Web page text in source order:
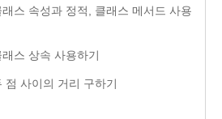
스 속성과 정적, 클래스 메서드 사용
스 상속 사용하기
점 사이의 거리 구하기